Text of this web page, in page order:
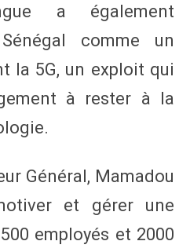
a également
comme un
la 5G, un exploit qui
à rester à la
Général, Mamadou
et gérer une
employés et 2000